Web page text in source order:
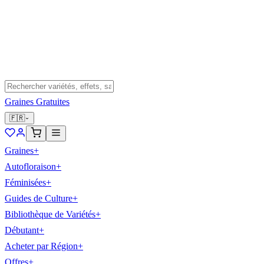
Graines Gratuites
🇫🇷
Graines+
Autofloraison+
Féminisées+
Guides de Culture+
Bibliothèque de Variétés+
Débutant+
Acheter par Région+
Offres+